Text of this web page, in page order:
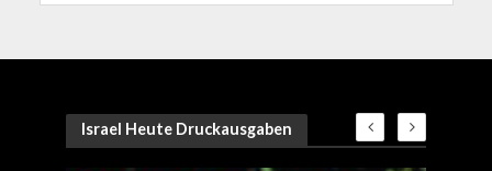
Israel Heute Druckausgaben